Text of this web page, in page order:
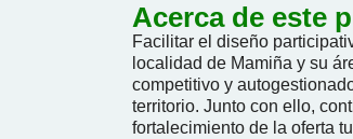
Acerca de este
Facilitar el diseño
localidad de Mamiña y su
competitivo y
territorio. Junto con ello,
fortalecimiento de la oferta